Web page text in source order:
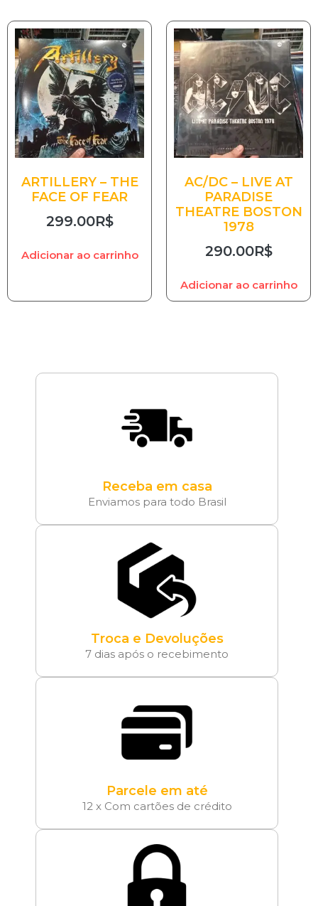
ARTILLERY – THE
FACE OF FEAR
299.00R$
Adicionar ao carrinho
AC/DC – LIVE AT
PARADISE
THEATRE BOSTON
1978
290.00R$
Adicionar ao carrinho
Receba em casa
Enviamos para todo Brasil
Troca e Devoluções
7 dias após o recebimento
Parcele em até
12 x Com cartões de crédito